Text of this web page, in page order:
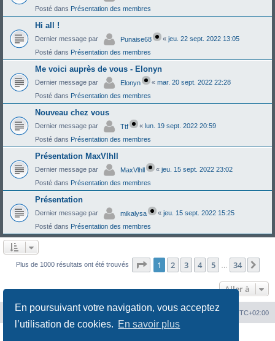
En poursuivant votre navigation, vous acceptez
l’utilisation de cookies. En savoir plus
Posté dans Présentation des membres
Hi all !
Dernier message par Punaise68 « jeu. 22 sept. 2022 13:05
Posté dans Présentation des membres
Me voici auprès de vous - Elonyn
Dernier message par Elonyn « mar. 20 sept. 2022 22:28
Posté dans Présentation des membres
Nouveau chez vous
Dernier message par Ttf « lun. 19 sept. 2022 20:59
Posté dans Présentation des membres
Présentation MaxVlhll
Dernier message par MaxVlhll « jeu. 15 sept. 2022 23:02
Posté dans Présentation des membres
Présentation
Dernier message par mikalysa « jeu. 15 sept. 2022 15:25
Posté dans Présentation des membres
Plus de 1000 résultats ont été trouvés Page 1sur34
1 2 3 4 5 34
Aller à
Portal Chiptuners.fr Heures au format UTC+02:00